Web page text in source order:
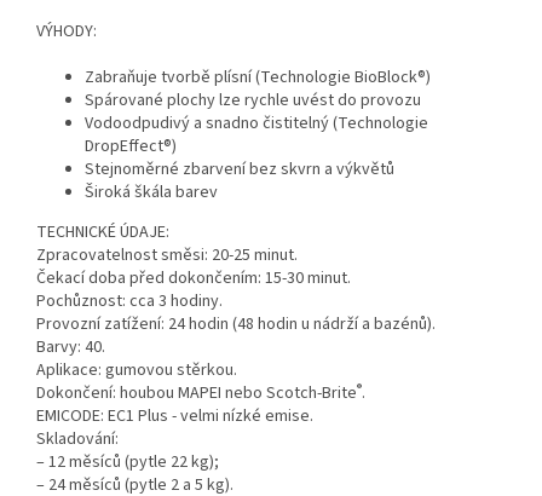
VÝHODY:
Zabraňuje tvorbě plísní (Technologie BioBlock®)
Spárované plochy lze rychle uvést do provozu
Vodoodpudivý a snadno čistitelný (Technologie
DropEffect®)
Stejnoměrné zbarvení bez skvrn a výkvětů
Široká škála barev
TECHNICKÉ ÚDAJE:
Zpracovatelnost směsi: 20-25 minut.
Čekací doba před dokončením: 15-30 minut.
Pochůznost: cca 3 hodiny.
Provozní zatížení: 24 hodin (48 hodin u nádrží a bazénů).
Barvy: 40.
Aplikace: gumovou stěrkou.
Dokončení: houbou MAPEI nebo Scotch-Brite®.
EMICODE: EC1 Plus - velmi nízké emise.
Skladování:
– 12 měsíců (pytle 22 kg);
– 24 měsíců (pytle 2 a 5 kg).